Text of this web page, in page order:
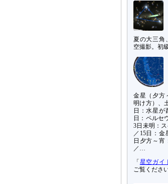
夏の大三角
空撮影。初
金星（夕方
明け方）、
日：水星が
日：ペルセ
3日未明：
／15日：金
日夕方～宵
／…
「 星空ガイ
ご覧くださ